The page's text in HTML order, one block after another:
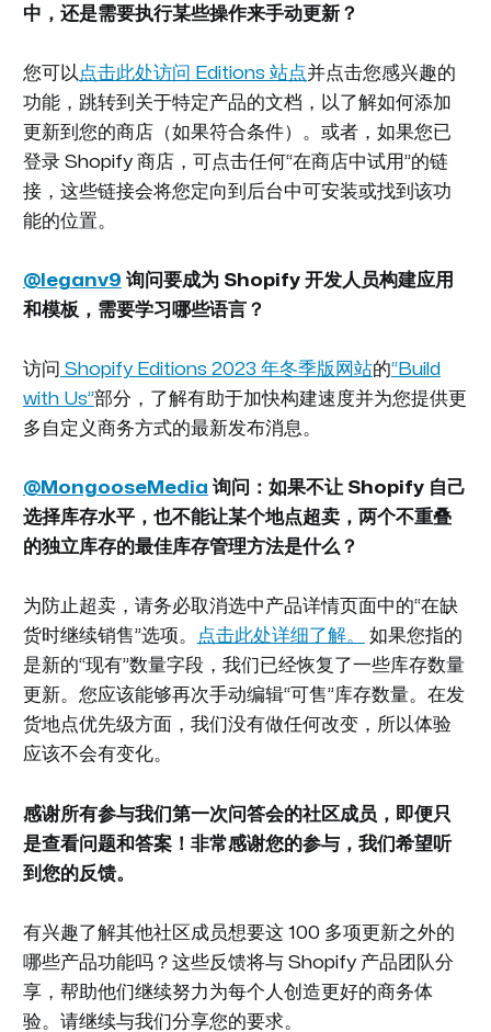
中，还是需要执行某些操作来手动更新？
您可以 点击此处访问 Editions 站点并点击您感兴趣的
功能，跳转到关于特定产品的文档，以了解如何添加
更新到您的商店（如果符合条件）。或者，如果您已
登录 Shopify 商店，可点击任何“在商店中试用”的链
接，这些链接会将您定向到后台中可安装或找到该功
能的位置。
@leganv9 询问要成为 Shopify 开发人员构建应用
和模板，需要学习哪些语言？
访问 Shopify Editions 2023 年冬季版网站的“Build
with Us”部分，了解有助于加快构建速度并为您提供更
多自定义商务方式的最新发布消息。
@MongooseMedia 询问：如果不让 Shopify 自己
选择库存水平，也不能让某个地点超卖，两个不重叠
的独立库存的最佳库存管理方法是什么？
为防止超卖，请务必取消选中产品详情页面中的“在缺
货时继续销售”选项。
点击此处详细了解。
如果您指的
是新的“现有”数量字段，我们已经恢复了一些库存数量
更新。您应该能够再次手动编辑“可售”库存数量。在发
货地点优先级方面，我们没有做任何改变，所以体验
应该不会有变化。
感谢所有参与我们第一次问答会的社区成员，即便只
是查看问题和答案！非常感谢您的参与，我们希望听
到您的反馈。
有兴趣了解其他社区成员想要这 100 多项更新之外的
哪些产品功能吗？这些反馈将与 Shopify 产品团队分
享，帮助他们继续努力为每个人创造更好的商务体
验。请继续与我们分享您的要求。